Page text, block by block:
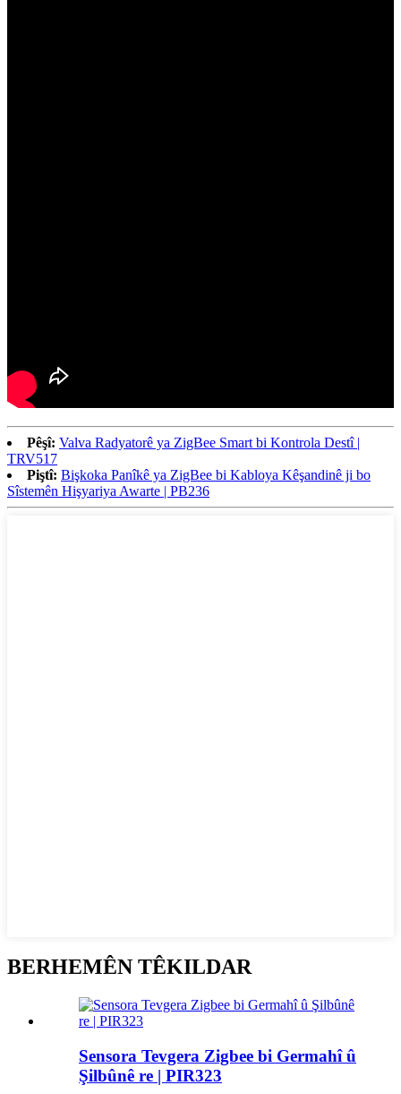
Pêşî: Valva Radyatorê ya ZigBee Smart bi Kontrola Destî |
TRV517
Piştî: Bişkoka Panîkê ya ZigBee bi Kabloya Kêşandinê ji bo
Sîstemên Hişyariya Awarte | PB236
BERHEMÊN TÊKILDAR
Sensora Tevgera Zigbee bi Germahî û
Şilbûnê re | PIR323